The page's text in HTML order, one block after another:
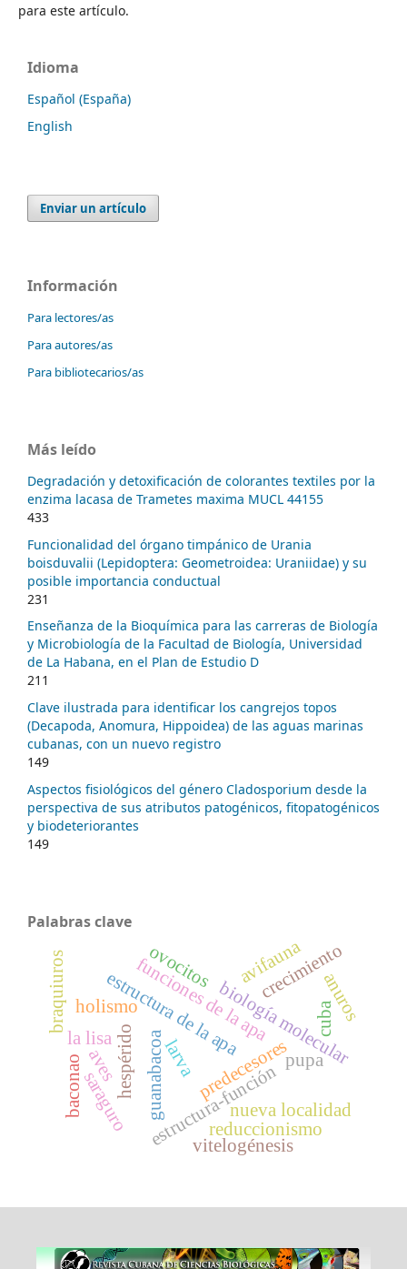
para este artículo.
Idioma
Español (España)
English
Enviar un artículo
Información
Para lectores/as
Para autores/as
Para bibliotecarios/as
Más leído
Degradación y detoxificación de colorantes textiles por la
enzima lacasa de Trametes maxima MUCL 44155
433
Funcionalidad del órgano timpánico de Urania
boisduvalii (Lepidoptera: Geometroidea: Uraniidae) y su
posible importancia conductual
231
Enseñanza de la Bioquímica para las carreras de Biología
y Microbiología de la Facultad de Biología, Universidad
de La Habana, en el Plan de Estudio D
211
Clave ilustrada para identificar los cangrejos topos
(Decapoda, Anomura, Hippoidea) de las aguas marinas
cubanas, con un nuevo registro
149
Aspectos fisiológicos del género Cladosporium desde la
perspectiva de sus atributos patogénicos, fitopatogénicos
y biodeteriorantes
149
Palabras clave
predecesores
estructura-función
biología molecular
hespérido
nueva localidad
la lisa guanabacoalarva pupa
estructura de la apa
funciones de la apacrecimiento
cuba
aves
avifauna
holismo
reduccionismo
anuros
ovocitos
vitelogénesis
saraguro
baconao
braquiuros